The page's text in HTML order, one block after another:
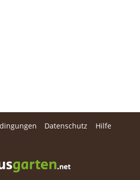
Datenschutz
Hilfe